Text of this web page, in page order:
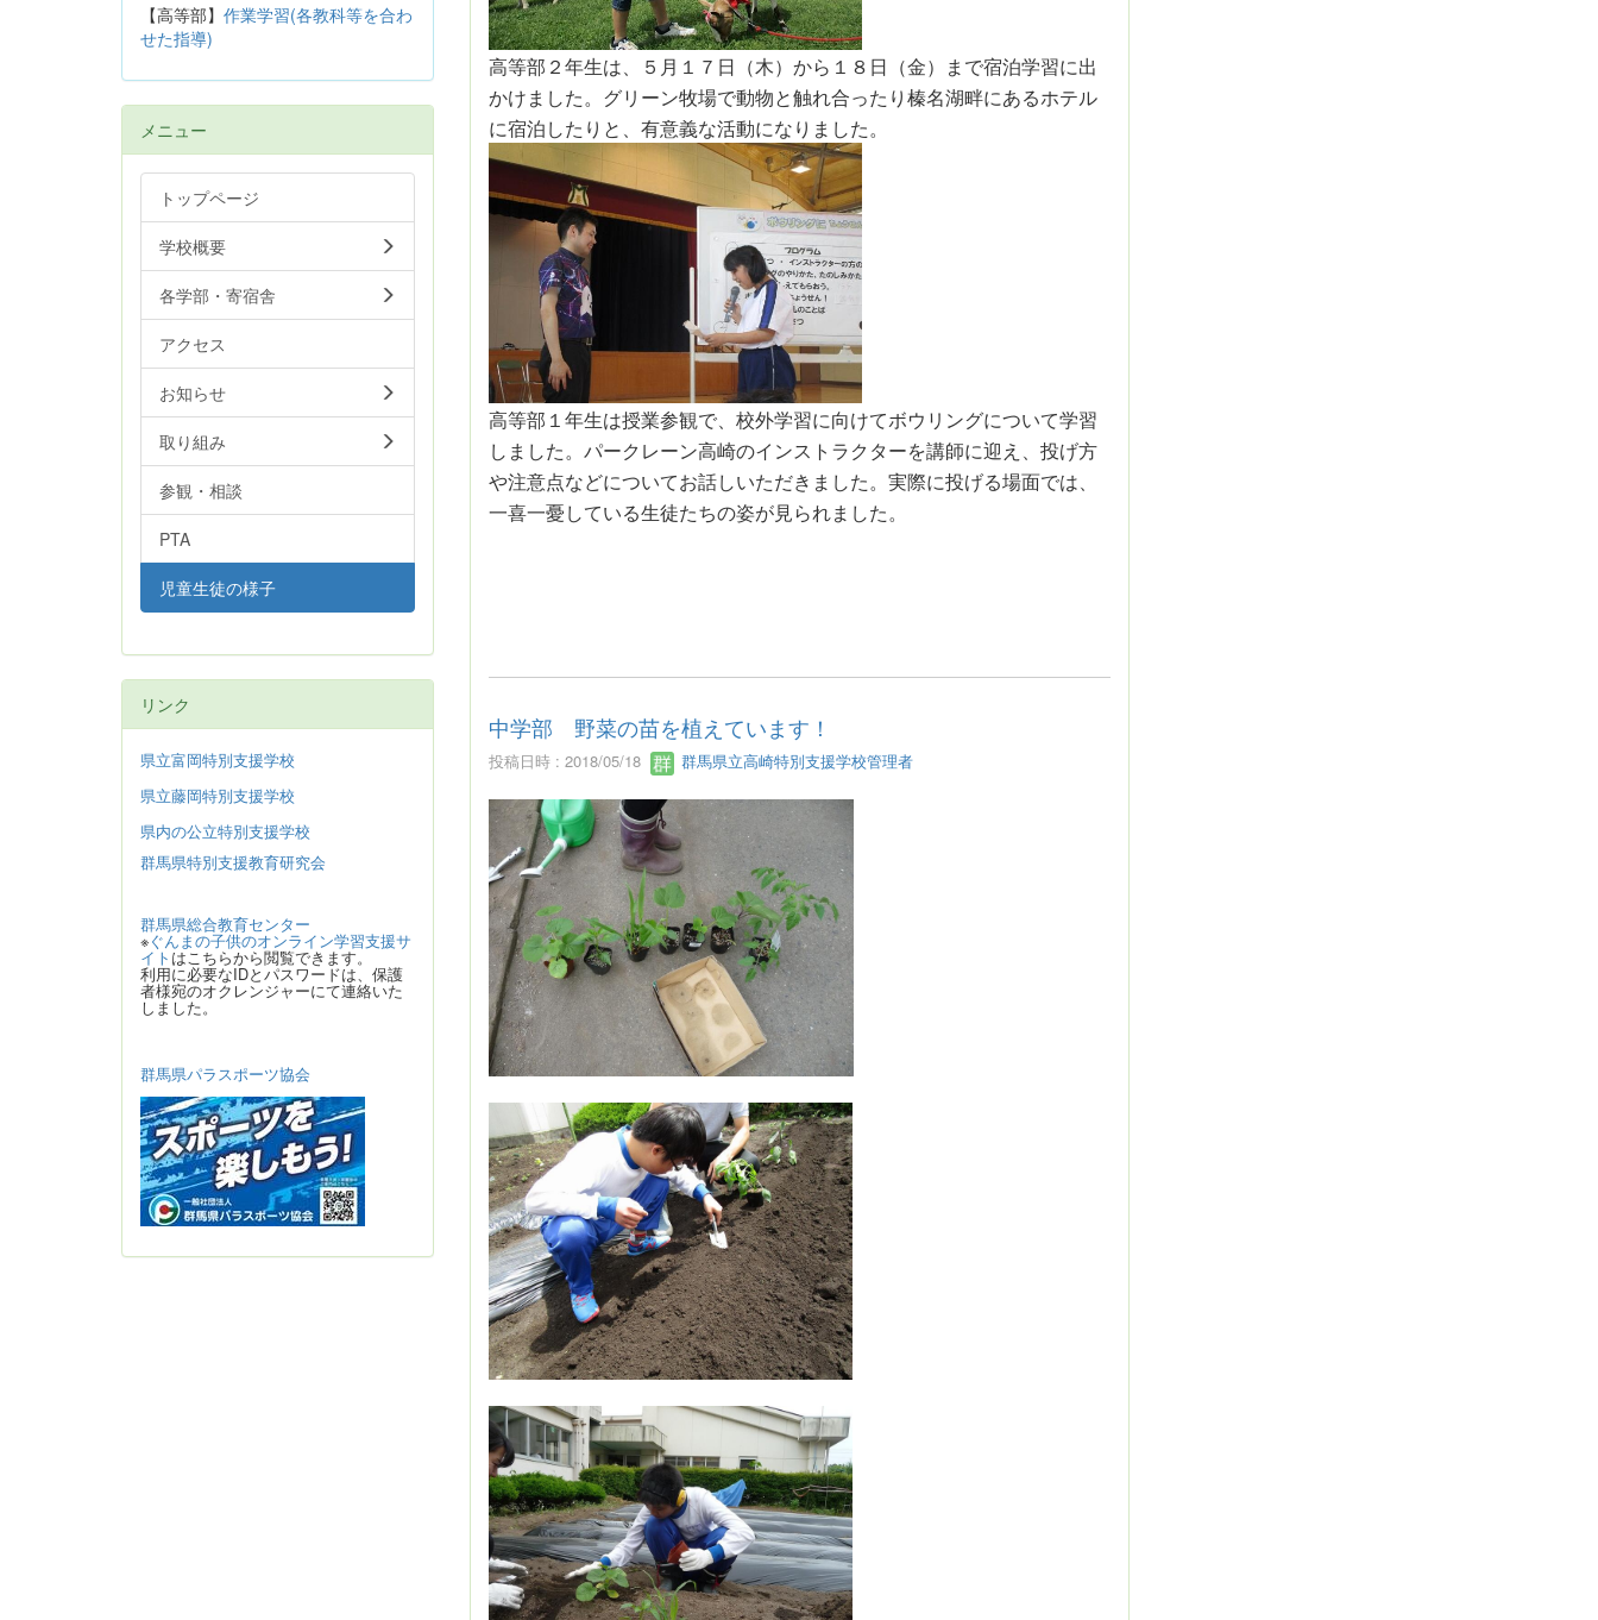
高等部２年生は、５月１７日（木）から１８日（金）まで宿泊学習に出
かけました。グリーン牧場で動物と触れ合ったり榛名湖畔にあるホテル
に宿泊したりと、有意義な活動になりました。
高等部１年生は授業参観で、校外学習に向けてボウリングについて学習
しました。パークレーン高崎のインストラクターを講師に迎え、投げ方
や注意点などについてお話しいただきました。実際に投げる場面では、
一喜一憂している生徒たちの姿が見られました。
中学部 野菜の苗を植えています！
投稿日時 : 2018/05/18 群馬県立高崎特別支援学校管理者
【高等部】 作業学習(各教科等を合わ
せた指導)
メニュー
トップページ
学校概要
各学部・寄宿舎
アクセス
お知らせ
取り組み
参観・相談
PTA
児童生徒の様子
リンク
県立富岡特別支援学校
県立藤岡特別支援学校
県内の公立特別支援学校
群馬県特別支援教育研究会
群馬県総合教育センター
※ぐんまの子供のオンライン学習支援サ
イト はこちらから閲覧できます。
利用に必要なIDとパスワードは、保護
者様宛のオクレンジャーにて連絡いた
しました。
群馬県パラスポーツ協会